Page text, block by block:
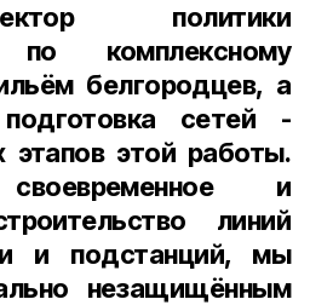
политики
по комплексному
белгородцев, а
подготовка сетей -
этапов этой работы.
и
линий
и подстанций, мы
незащищённым